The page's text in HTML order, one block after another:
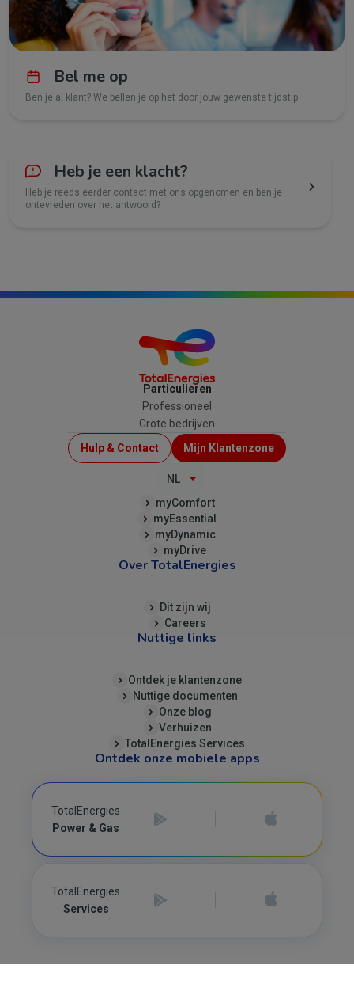
Bel me op
Ben je al klant? We bellen je op het door jouw gewenste tijdstip.
Heb je een klacht?
Heb je reeds eerder contact met ons opgenomen en ben je
ontevreden over het antwoord?
Particulieren
Professioneel
Grote bedrijven
Menu
Top
Hulp & Contact Mijn Klantenzone
NL
myComfort
myEssential
myDynamic
myDrive
Over TotalEnergies
Dit zijn wij
Careers
Nuttige links
Ontdek je klantenzone
Nuttige documenten
Onze blog
Verhuizen
TotalEnergies Services
Ontdek onze mobiele apps
TotalEnergies
Power & Gas
TotalEnergies
Services